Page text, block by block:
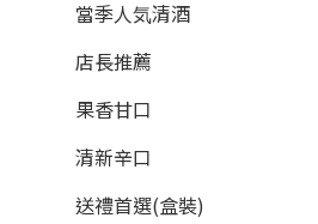
當季人気清酒
店長推薦
果香甘口
清新辛口
送禮首選(盒裝)